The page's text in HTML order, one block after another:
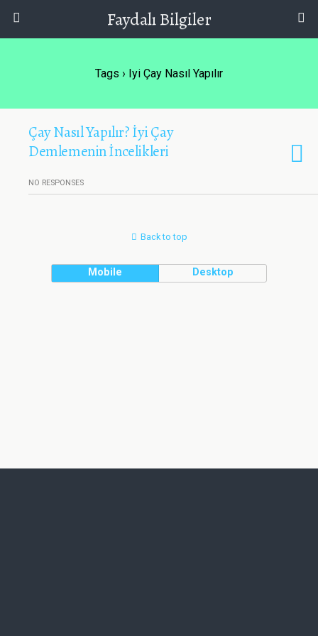
Faydalı Bilgiler
Tags › Iyi Çay Nasıl Yapılır
Çay Nasıl Yapılır? İyi Çay
Demlemenin İncelikleri
NO RESPONSES
Back to top
Mobile Desktop